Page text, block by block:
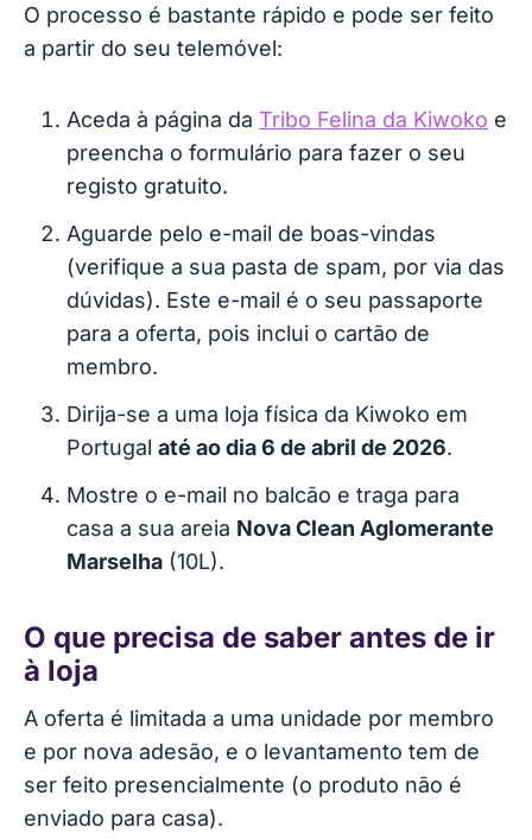
O processo é bastante rápido e pode ser feito
a partir do seu telemóvel:
Aceda à página da Tribo Felina da Kiwoko e
preencha o formulário para fazer o seu
registo gratuito.
Aguarde pelo e-mail de boas-vindas
(verifique a sua pasta de spam, por via das
dúvidas). Este e-mail é o seu passaporte
para a oferta, pois inclui o cartão de
membro.
Dirija-se a uma loja física da Kiwoko em
Portugal até ao dia 6 de abril de 2026.
Mostre o e-mail no balcão e traga para
casa a sua areia Nova Clean Aglomerante
Marselha (10L).
O que precisa de saber antes de ir
à loja
A oferta é limitada a uma unidade por membro
e por nova adesão, e o levantamento tem de
ser feito presencialmente (o produto não é
enviado para casa).